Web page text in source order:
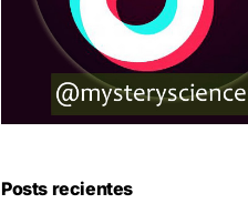
Posts recientes